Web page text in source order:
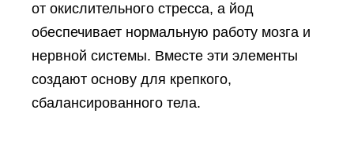
от окислительного стресса, а йод
обеспечивает нормальную работу мозга и
нервной системы. Вместе эти элементы
создают основу для крепкого,
сбалансированного тела.